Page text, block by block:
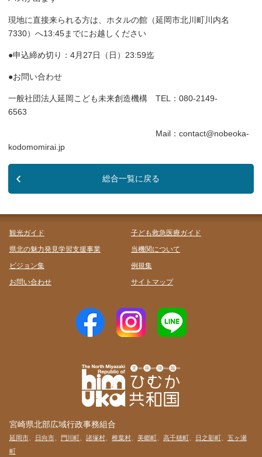
現地に直接来られる方は、ホタルの館（延岡市北川町川内名
7330）へ13:45までにお越しください
●申込締め切り：4月27日（日）23:59迄
●お問い合わせ
一般社団法人延岡こども未来創造機構 TEL：080-2149-
6563
Mail：contact@nobeoka-
kodomomirai.jp
総合一覧に戻る
観光ガイド
子ども救急医療ガイド
県北の魅力発見学習支援事業
当機関について
ビジョン集
例規集
お問い合わせ
サイトマップ
宮崎県北部広域行政事務組合
延岡市、 日向市、 門川町 、諸塚村 、椎葉村 、美郷町 高千穂町、 日之影町、 五ヶ瀬
町